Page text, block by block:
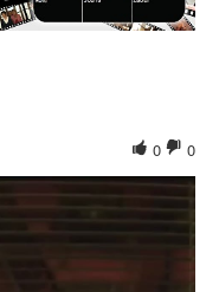
0
0